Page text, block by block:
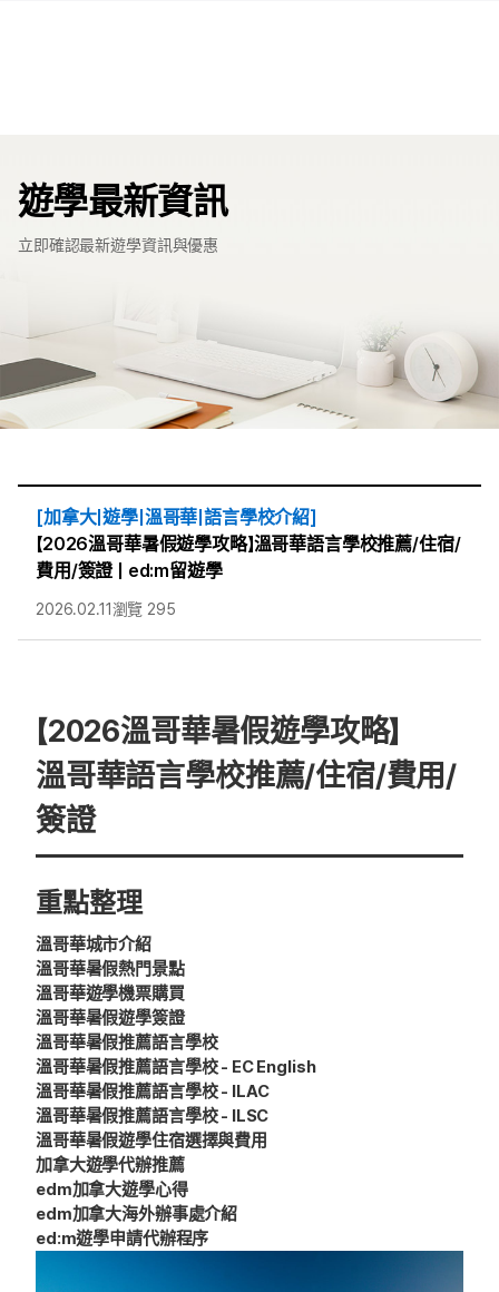
遊學最新資訊
立即確認最新遊學資訊與優惠
[加拿大|遊學|溫哥華|語言學校介紹]
【2026溫哥華暑假遊學攻略】溫哥華語言學校推薦/住宿/
費用/簽證 | ed:m留遊學
2026.02.11瀏覽 295
【2026溫哥華暑假遊學攻略】
溫哥華語言學校推薦/住宿/費用/
簽證
重點整理
溫哥華城市介紹
溫哥華暑假熱門景點
溫哥華遊學機票購買
溫哥華暑假遊學簽證
溫哥華暑假推薦語言學校
溫哥華暑假推薦語言學校 - EC English
溫哥華暑假推薦語言學校 - ILAC
溫哥華暑假推薦語言學校 - ILSC
溫哥華暑假遊學住宿選擇與費用
加拿大遊學代辦推薦
edm加拿大遊學心得
edm加拿大海外辦事處介紹
ed:m遊學申請代辦程序